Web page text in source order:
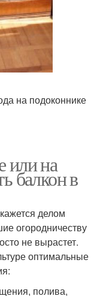
на подоконнике
или на
балкон в
делом
огородничеству
не вырастет.
оптимальные
полива,